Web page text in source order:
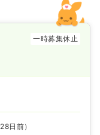
一時募集休止
日前）